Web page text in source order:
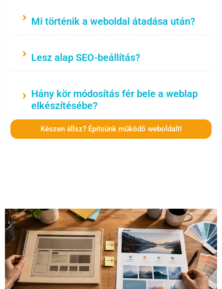
Mi történik a weboldal átadása után?
Lesz alap SEO-beállítás?
Hány kör módosítás fér bele a weblap
elkészítésébe?
Készen állsz? Építsünk működő weboldalt!